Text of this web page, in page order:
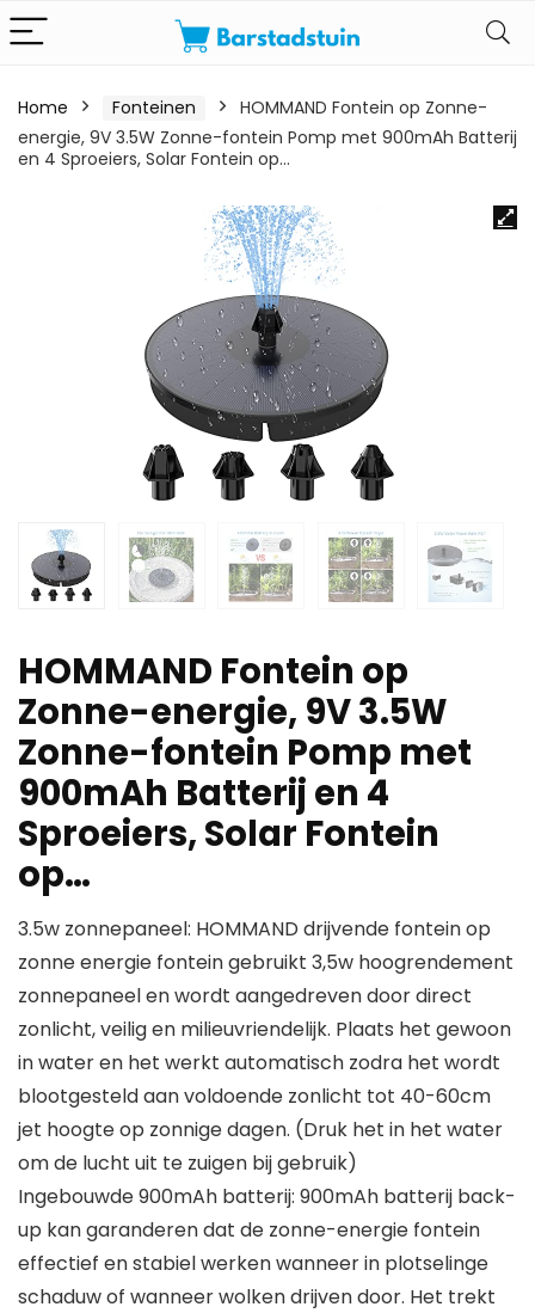
Home Fonteinen
HOMMAND Fontein op Zonne-
energie, 9V 3.5W Zonne-fontein Pomp met 900mAh Batterij
en 4 Sproeiers, Solar Fontein op…
HOMMAND Fontein op
Zonne-energie, 9V 3.5W
Zonne-fontein Pomp met
900mAh Batterij en 4
Sproeiers, Solar Fontein
op…
3.5w zonnepaneel: HOMMAND drijvende fontein op
zonne energie fontein gebruikt 3,5w hoogrendement
zonnepaneel en wordt aangedreven door direct
zonlicht, veilig en milieuvriendelijk. Plaats het gewoon
in water en het werkt automatisch zodra het wordt
blootgesteld aan voldoende zonlicht tot 40-60cm
jet hoogte op zonnige dagen. (Druk het in het water
om de lucht uit te zuigen bij gebruik)
Ingebouwde 900mAh batterij: 900mAh batterij back-
up kan garanderen dat de zonne-energie fontein
effectief en stabiel werken wanneer in plotselinge
schaduw of wanneer wolken drijven door. Het trekt